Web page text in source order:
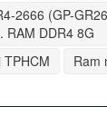
2666 (GP-
RAM DDR4 8G
Ram